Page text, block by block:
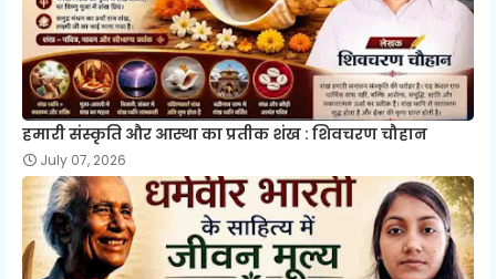
हमारी संस्कृति और आस्था का प्रतीक शंख : शिवचरण चौहान
July 07, 2026